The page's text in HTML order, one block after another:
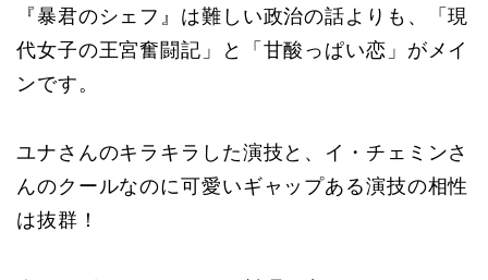
『暴君のシェフ』は難しい政治の話よりも、「現
代女子の王宮奮闘記」と「甘酸っぱい恋」がメイ
ンです。
ユナさんのキラキラした演技と、イ・チェミンさ
んのクールなのに可愛いギャップある演技の相性
は抜群！